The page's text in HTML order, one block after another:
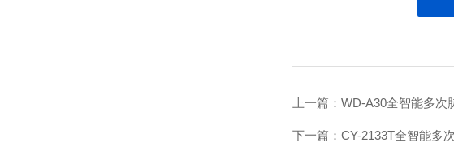
上一篇： WD-A30全智能多次
下一篇： CY-2133T全智能多